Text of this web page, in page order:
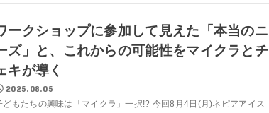
ークショップに参加して見えた「本当のニ
ズ」と、これからの可能性をマイクラとチ
キが導く
2025.08.05
どもたちの興味は「マイクラ」一択!? 今回8月4日(月)ネピアアイス